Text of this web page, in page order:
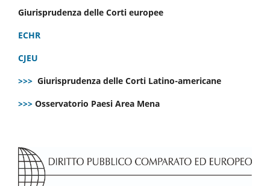
Giurisprudenza delle Corti europee
ECHR
CJEU
>>> Giurisprudenza delle Corti Latino-americane
>>> Osservatorio Paesi Area Mena